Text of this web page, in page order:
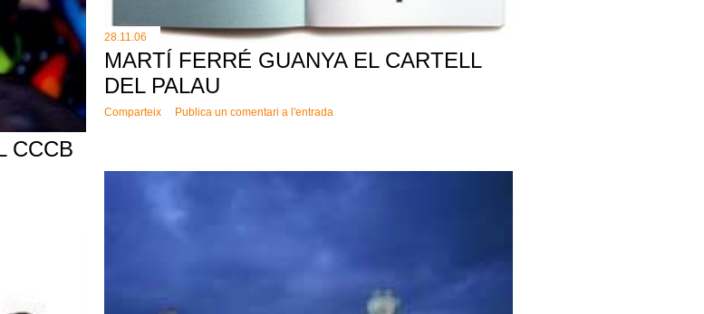
28.11.06
MARTÍ FERRÉ GUANYA EL CARTELL
DEL PALAU
Comparteix
Publica un comentari a l'entrada
CCCB